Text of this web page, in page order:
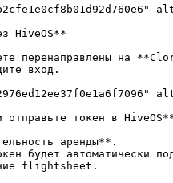
HiveOS**
перенаправлены на
вход.
токен в
аренды**.
будет автоматически
flightsheet.